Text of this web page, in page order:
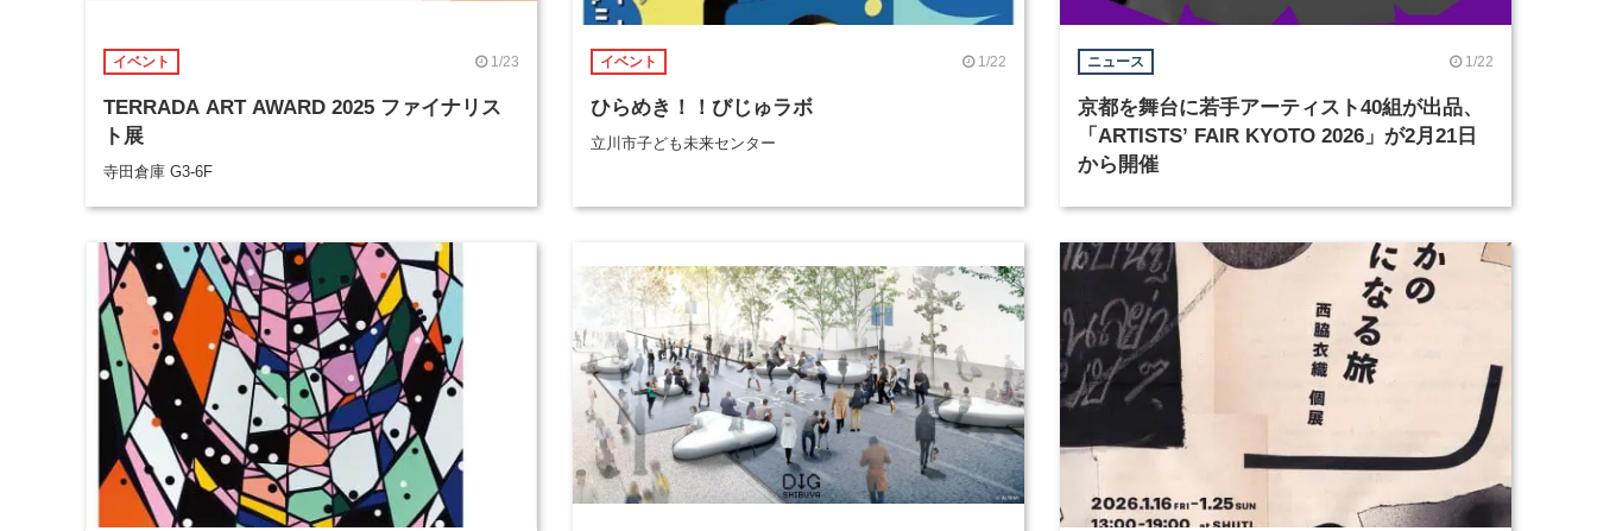
イベント 1/23
TERRADA ART AWARD 2025 ファイナリス
ト展
寺田倉庫 G3-6F
イベント 1/22
ひらめき！！びじゅラボ
立川市子ども未来センター
ニュース 1/22
京都を舞台に若手アーティスト40組が出品、
「ARTISTS’ FAIR KYOTO 2026」が2月21日
から開催